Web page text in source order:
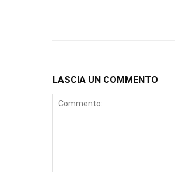
LASCIA UN COMMENTO